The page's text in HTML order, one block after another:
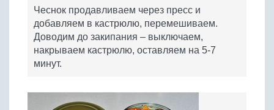
Чеснок продавливаем через пресс и
добавляем в кастрюлю, перемешиваем.
Доводим до закипания – выключаем,
накрываем кастрюлю, оставляем на 5-7
минут.